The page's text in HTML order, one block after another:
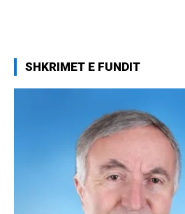
SHKRIMET E FUNDIT